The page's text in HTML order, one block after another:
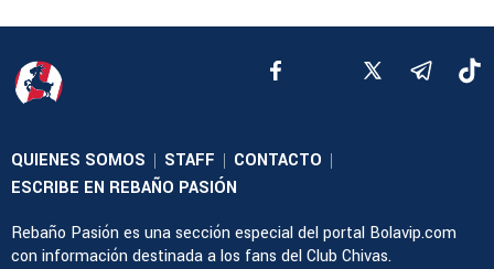
QUIENES SOMOS | STAFF | CONTACTO |
ESCRIBE EN REBAÑO PASIÓN
Rebaño Pasión es una sección especial del portal Bolavip.com
con información destinada a los fans del Club Chivas.